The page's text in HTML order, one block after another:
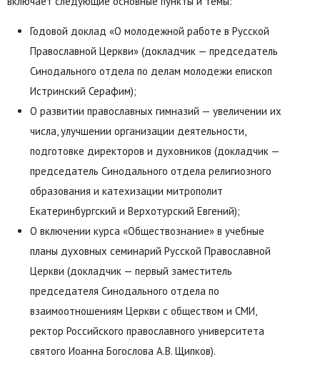
Годовой доклад «О молодежной работе в Русской
Православной Церкви» (докладчик — председатель
Синодального отдела по делам молодежи епископ
Истринский Серафим);
О развитии православных гимназий — увеличении их
числа, улучшении организации деятельности,
подготовке директоров и духовников (докладчик —
председатель Синодального отдела религиозного
образования и катехизации митрополит
Екатеринбургский и Верхотурский Евгений);
О включении курса «Обществознание» в учебные
планы духовных семинарий Русской Православной
Церкви (докладчик — первый заместитель
председателя Синодального отдела по
взаимоотношениям Церкви с обществом и СМИ,
ректор Российского православного университета
святого Иоанна Богослова А.В. Щипков).